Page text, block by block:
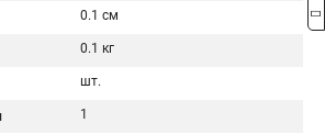
0.1 см
0.1 кг
шт.
1